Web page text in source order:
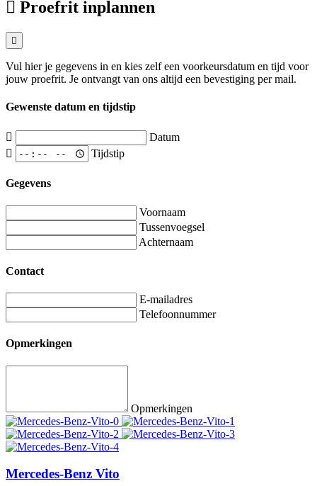
Proefrit inplannen
Vul hier je gegevens in en kies zelf een voorkeursdatum en tijd voor
jouw proefrit. Je ontvangt van ons altijd een bevestiging per mail.
Gewenste datum en tijdstip
Datum
Tijdstip
Gegevens
Voornaam
Tussenvoegsel
Achternaam
Contact
E-mailadres
Telefoonnummer
Opmerkingen
Opmerkingen
Mercedes-Benz Vito